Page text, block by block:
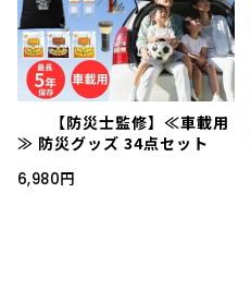
【防災士監修】≪車載用
≫ 防災グッズ 34点セット
6,980円